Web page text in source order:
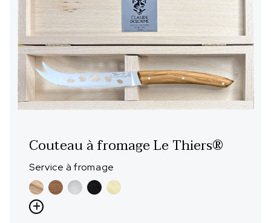
Couteau à fromage Le Thiers®
Service à fromage